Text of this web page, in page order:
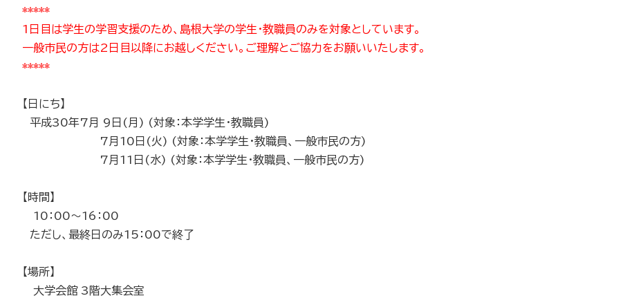
*****
1日目は学生の学習支援のため、島根大学の学生・教職員のみを対象としています。
一般市民の方は2日目以降にお越しください。ご理解とご協力をお願いいたします。
*****
【日にち】
平成30年7月 9日(月) (対象：本学学生・教職員)
7月10日(火) (対象：本学学生・教職員、一般市民の方)
7月11日(水) (対象：本学学生・教職員、一般市民の方)
【時間】
10：00～16：00
ただし、最終日のみ15：00で終了
【場所】
大学会館 3階大集会室